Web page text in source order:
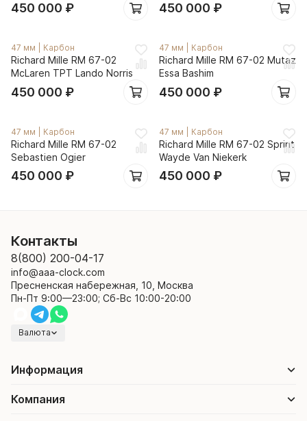
450 000 ₽ 450 000 ₽
47 мм Карбон
Richard Mille RM 67-02
McLaren TPT Lando Norris
450 000 ₽
47 мм Карбон
Richard Mille RM 67-02 Mutaz
Essa Bashim
450 000 ₽
47 мм Карбон
Richard Mille RM 67-02
Sebastien Ogier
450 000 ₽
47 мм Карбон
Richard Mille RM 67-02 Sprint
Wayde Van Niekerk
450 000 ₽
Контакты
8(800) 200-04-17
info@aaa-clock.com
Пресненская набережная, 10, Москва
Пн-Пт 9:00—23:00; Сб-Вс 10:00-20:00
Валюта
Информация
Компания